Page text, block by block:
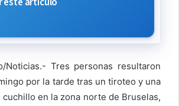
Noticias.- Tres personas resultaron
por la tarde tras un tiroteo y una
en la zona norte de Bruselas,